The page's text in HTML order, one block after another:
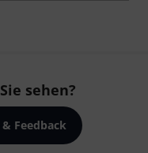
sehen?
Feedback